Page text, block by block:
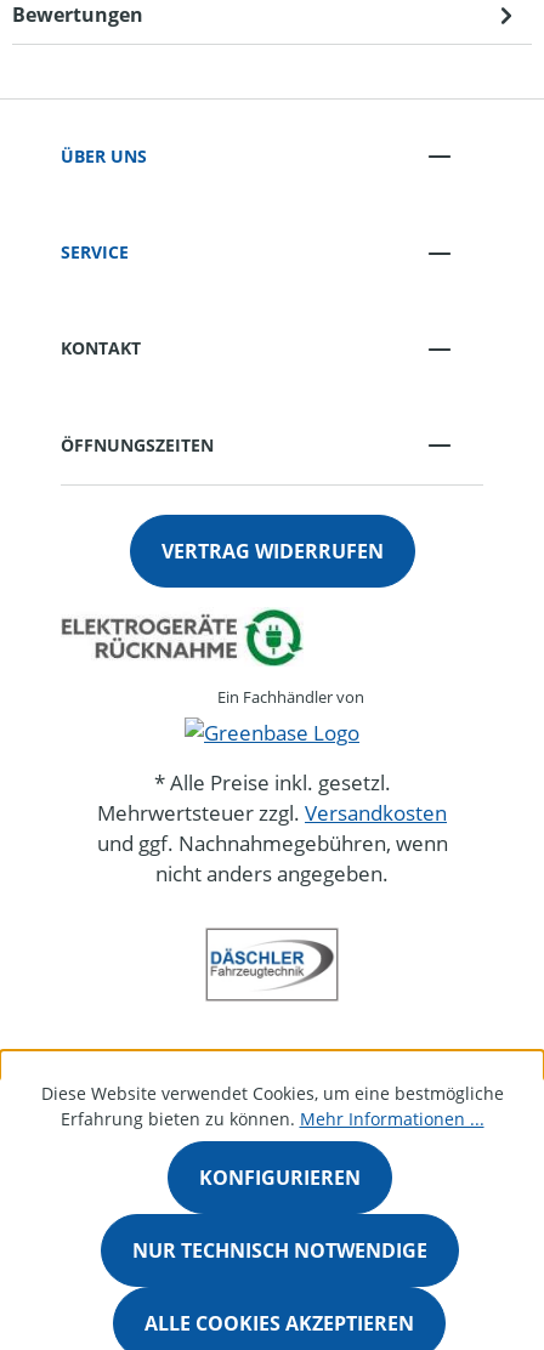
Bewertungen
ÜBER UNS
SERVICE
KONTAKT
ÖFFNUNGSZEITEN
VERTRAG WIDERRUFEN
Ein Fachhändler von
* Alle Preise inkl. gesetzl.
Mehrwertsteuer zzgl. Versandkosten
und ggf. Nachnahmegebühren, wenn
nicht anders angegeben.
Diese Website verwendet Cookies, um eine bestmögliche
Erfahrung bieten zu können. Mehr Informationen ...
NUR TECHNISCH NOTWENDIGE
KONFIGURIEREN
ALLE COOKIES AKZEPTIEREN